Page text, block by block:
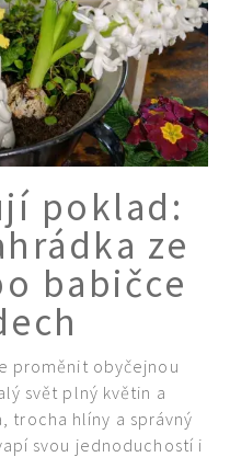
poklad:
ze
babičce
proměnit obyčejnou
svět plný květin a
trocha hlíny a správný
svou jednoduchostí i